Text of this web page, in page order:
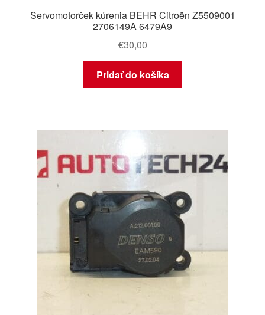
Servomotorček kúrenia BEHR Citroën Z5509001
2706149A 6479A9
€30,00
Pridať do košíka